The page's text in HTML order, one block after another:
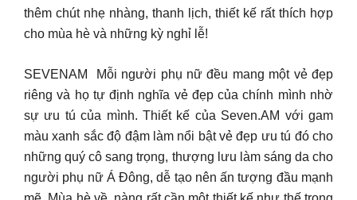
thêm chút nhẹ nhàng, thanh lịch, thiết kế rất thích hợp
cho mùa hè và những kỳ nghỉ lễ!
SEVENAM Mỗi người phụ nữ đều mang một vẻ đẹp
riêng và họ tự định nghĩa vẻ đẹp của chính mình nhờ
sự ưu tú của mình. Thiết kế của Seven.AM với gam
màu xanh sắc độ đậm làm nổi bật vẻ đẹp ưu tú đó cho
những quý cô sang trọng, thượng lưu làm sáng da cho
người phụ nữ Á Đông, dễ tạo nên ấn tượng đầu mạnh